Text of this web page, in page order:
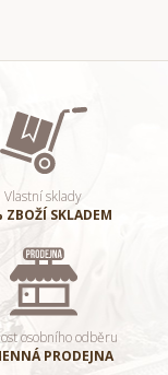
Vlastní sklady
ZBOŽÍ SKLADEM
osobního odběru
PRODEJNA